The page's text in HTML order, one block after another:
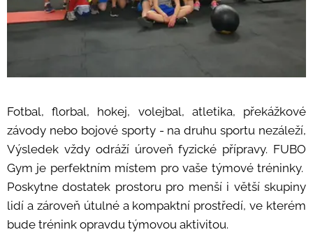
Fotbal, florbal, hokej, volejbal, atletika, překážkové
závody nebo bojové sporty - na druhu sportu nezáleží,
Výsledek vždy odráží úroveň fyzické přípravy. FUBO
Gym je perfektním místem pro vaše týmové tréninky.
Poskytne dostatek prostoru pro menší i větší skupiny
lidí a zároveň útulné a kompaktní prostředí, ve kterém
bude trénink opravdu týmovou aktivitou.